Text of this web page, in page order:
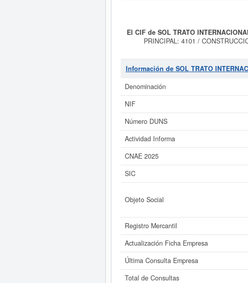
El CIF de SOL TRATO
PRINCIPAL: 4101 /
ESPECIALIZADO, DE PRODUCTOS
día 11/07/2025. La clase CNAE a la
S.L.en la clasificación del SIC es el
3.100 €. La cantidad de actos
Si está interesado en conocer más
de SOL TRATO INTERNACIONAL S.L.
La
Información de SOL TRATO
Denominación
NIF
Número DUNS
Actividad Informa
CNAE 2025
SIC
Objeto Social
Registro Mercantil
Actualización Ficha Empresa
Última Consulta Empresa
Total de Consultas